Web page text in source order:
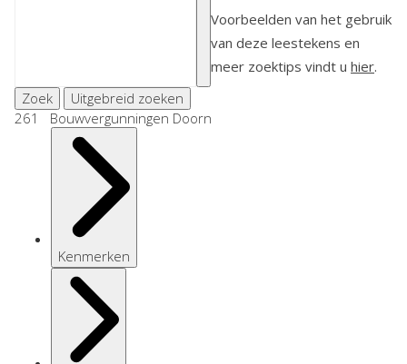
Voorbeelden van het gebruik
van deze leestekens en
meer zoektips vindt u hier.
Zoek
Uitgebreid zoeken
261 Bouwvergunningen Doorn
Kenmerken